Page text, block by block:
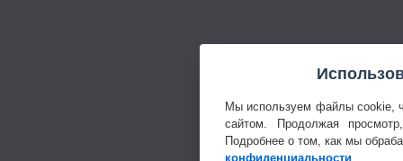
Мы используем файлы cookie,
сайтом. Продолжая
Подробнее о том, как мы
конфиденциальности